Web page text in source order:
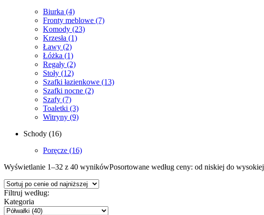
Biurka (4)
Fronty meblowe (7)
Komody (23)
Krzesła (1)
Ławy (2)
Łóżka (1)
Regały (2)
Stoły (12)
Szafki łazienkowe (13)
Szafki nocne (2)
Szafy (7)
Toaletki (3)
Witryny (9)
Schody (16)
Poręcze (16)
Wyświetlanie 1–32 z 40 wynikówPosortowane według ceny: od niskiej do wysokiej
Filtruj według:
Kategoria